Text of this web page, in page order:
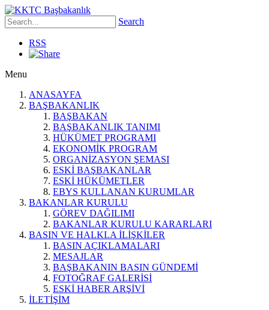
Search
RSS
Menu
ANASAYFA
BAŞBAKANLIK
BAŞBAKAN
BAŞBAKANLIK TANIMI
HÜKÜMET PROGRAMI
EKONOMİK PROGRAM
ORGANİZASYON ŞEMASI
ESKİ BAŞBAKANLAR
ESKİ HÜKÜMETLER
EBYS KULLANAN KURUMLAR
BAKANLAR KURULU
GÖREV DAĞILIMI
BAKANLAR KURULU KARARLARI
BASIN VE HALKLA İLİŞKİLER
BASIN AÇIKLAMALARI
MESAJLAR
BAŞBAKANIN BASIN GÜNDEMİ
FOTOĞRAF GALERİSİ
ESKİ HABER ARŞİVİ
İLETİŞİM